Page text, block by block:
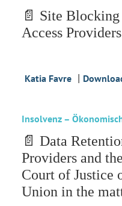
📄 Site
Access Providers
Katia Favre |
Insolvenz –
📄 Data
Providers and
Court of Justice
Union in the